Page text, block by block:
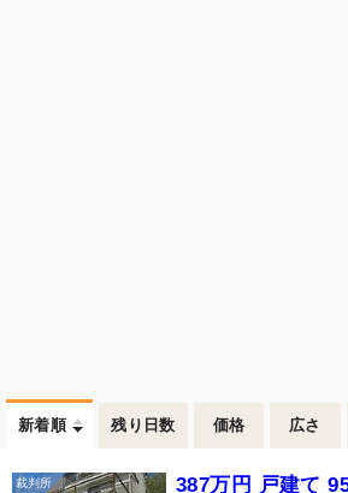
新着順 残り日数 価格 広さ
387万円 戸建て